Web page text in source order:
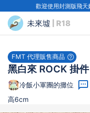
歡迎使用封測版飛天
未來墟 | R18
FMT 代理販售商品
黑白來 ROCK 掛件
冷飯小軍團的攤位
高6cm